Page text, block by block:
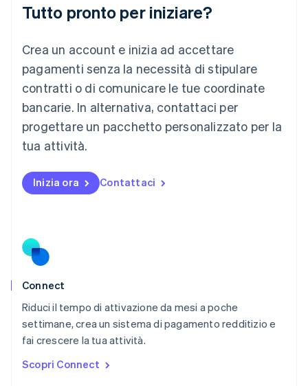
Tutto pronto per iniziare?
Crea un account e inizia ad accettare
pagamenti senza la necessità di stipulare
contratti o di comunicare le tue coordinate
bancarie. In alternativa, contattaci per
progettare un pacchetto personalizzato per la
tua attività.
Inizia ora Contattaci
Connect
Riduci il tempo di attivazione da mesi a poche
settimane, crea un sistema di pagamento redditizio e
fai crescere la tua attività.
Scopri Connect
English
FrançaisDeutschEnglish
English简体中文
Malta
English
Messico
Español English
Norvegia
Nuova Zelanda
English
Paesi Bassi
Portogallo
Português
RAS di Hong Kong, Cina
Regno Unito
English
Repubblica Ceca
Romania